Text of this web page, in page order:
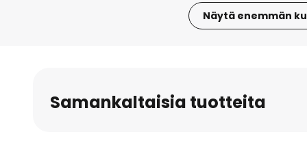
Näytä enemmän
Samankaltaisia tuotteita